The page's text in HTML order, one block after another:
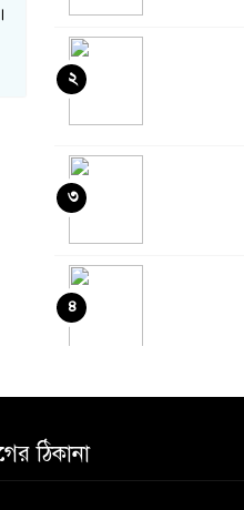
২
৩
৪
ঠিকানা